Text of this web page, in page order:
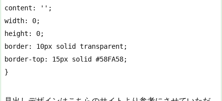
content: '';
width: 0;
height: 0;
border: 10px solid transparent;
border-top: 15px solid #58FA58;
}